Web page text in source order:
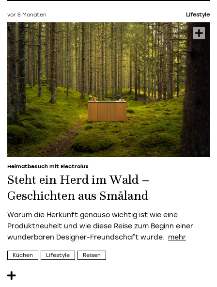
vor 8 Monaten Lifestyle
Heimatbesuch mit Electrolux
Steht ein Herd im Wald –
Geschichten aus Småland
Warum die Herkunft genauso wichtig ist wie eine
Produktneuheit und wie diese Reise zum Beginn einer
wunderbaren Designer-Freundschaft wurde.
Küchen Lifestyle Reisen